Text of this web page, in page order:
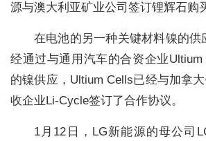
源与澳大利亚矿业公司签订锂辉石购
在电池的另一种关键材料镍的供
经通过与通用汽车的合资企业
的镍供应，Ultium Cells已经与加拿
收企业Li-Cycle签订了合作协议。
1月12日，LG新能源的母公司